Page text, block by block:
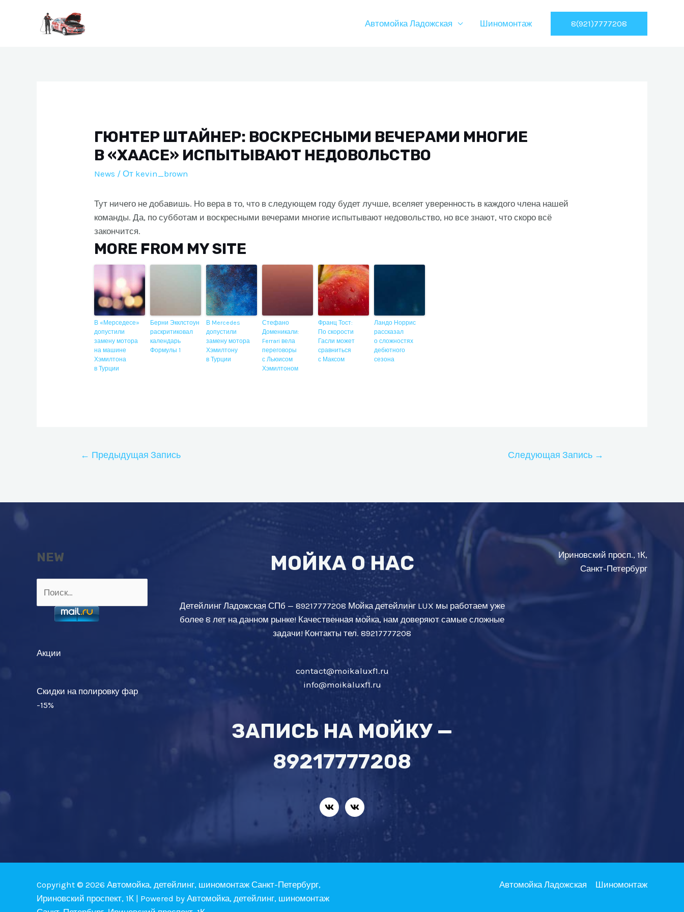
содержимому
Автомойка Ладожская Шиномонтаж 8(921)7777208
ГЮНТЕР ШТАЙНЕР: ВОСКРЕСНЫМИ ВЕЧЕРАМИ МНОГИЕ
В «ХААСЕ» ИСПЫТЫВАЮТ НЕДОВОЛЬСТВО
News / От kevin_brown
Тут ничего не добавишь. Но вера в то, что в следующем году будет лучше, вселяет уверенность в каждого члена нашей
команды. Да, по субботам и воскресными вечерами многие испытывают недовольство, но все знают, что скоро всё
закончится.
MORE FROM MY SITE
В «Мерседесе»
допустили
замену мотора
на машине
Хэмилтона
в Турции
Берни Экклстоун
раскритиковал
календарь
Формулы 1
В Mercedes
допустили
замену мотора
Хэмилтону
в Турции
Стефано
Доменикали:
Ferrari вела
переговоры
с Льюисом
Хэмилтоном
Франц Тост:
По скорости
Гасли может
сравниться
с Максом
Ландо Норрис
рассказал
о сложностях
дебютного
сезона
Навигация
← Предыдущая Запись Следующая Запись →
NEW
Акции
Скидки на полировку фар
-15%
МОЙКА О НАС
Детейлинг Ладожская СПб — 89217777208 Мойка детейлинг LUX мы работаем уже
более 8 лет на данном рынке! Качественная мойка, нам доверяют самые сложные
задачи! Контакты тел. 89217777208
contact@moikaluxf1.ru
info@moikaluxf1.ru
ЗАПИСЬ НА МОЙКУ —
89217777208
Ириновский просп., 1К,
Санкт-Петербург
Copyright © 2026 Автомойка, детейлинг, шиномонтаж Санкт-Петербург,
Ириновский проспект, 1К | Powered by Автомойка, детейлинг, шиномонтаж
Автомойка Ладожская Шиномонтаж